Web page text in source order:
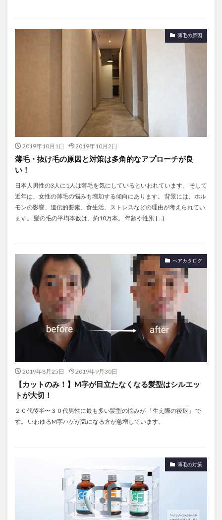
薄毛の原因
2019年10月1日 2019年10月2日
薄毛・抜け毛の原因と対策は多角的なアプローチが良
い！
日本人男性の3人に1人は薄毛を気にしているといわれています。 そして
近年は、女性の薄毛の悩みも増加する傾向にあります。 背景には、ホル
モンの影響、遺伝的要素、食生活、ストレスなどの理由が考えられてい
ます。 髪の毛の平均本数は、約10万本。 年齢や性別 […]
ヘアカタログ
2019年8月25日 2019年9月30日
【カットのみ！】M字が目立たなくなる髪型はシルエッ
トが大切！
２０代後半〜３０代男性に最も多い髪型の悩みが 「生え際の後退」 で
す。 いわゆるM字ハゲが気になる方が急増しています。
薄毛の対策